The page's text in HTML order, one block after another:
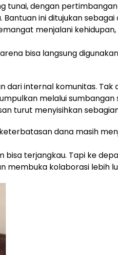
tunai, dengan
ini ditujukan sebagai
menjalani
bisa langsung
dari internal komunitas. Tak
melalui
turut menyisihkan
dana masih
bisa terjangkau. Tapi ke
membuka kolaborasi lebih